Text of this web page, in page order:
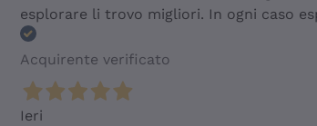
esplorare li trovo migliori. In ogni caso
Acquirente verificato
Ieri